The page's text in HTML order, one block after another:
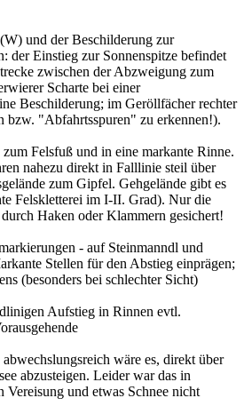
und der Beschilderung zur
der Einstieg zur Sonnenspitze befindet
zwischen der Abzweigung zum
Scharte bei einer
Beschilderung; im Geröllfächer rechter
bzw. "Abfahrtsspuren" zu erkennen!).
Felsfuß und in eine markante Rinne.
nahezu direkt in Falllinie steil über
zum Gipfel. Gehgelände gibt es
Felskletterei im I-II. Grad). Nur die
Haken oder Klammern gesichert!
- auf Steinmanndl und
Stellen für den Abstieg einprägen;
(besonders bei schlechter Sicht)
Aufstieg in Rinnen evtl.
wäre es, direkt über
abzusteigen. Leider war das in
Vereisung und etwas Schnee nicht